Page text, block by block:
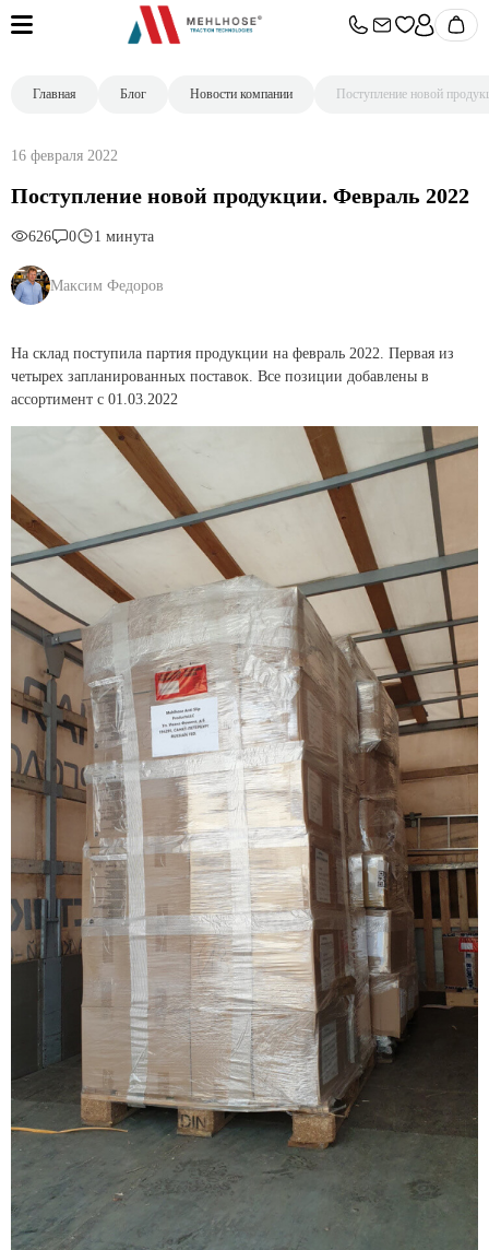
Главная Блог Новости компании Поступление новой
16 февраля 2022
Поступление новой продукции. Февраль 2022
626 0 1 минута
Максим Федоров
На склад поступила партия продукции на февраль 2022. Первая из
четырех запланированных поставок. Все позиции добавлены в
ассортимент с 01.03.2022